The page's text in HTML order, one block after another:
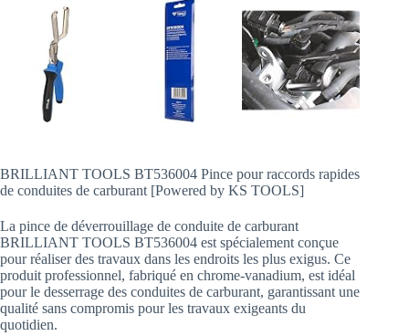
BRILLIANT TOOLS BT536004 Pince pour raccords rapides
de conduites de carburant [Powered by KS TOOLS]
La pince de déverrouillage de conduite de carburant
BRILLIANT TOOLS BT536004 est spécialement conçue
pour réaliser des travaux dans les endroits les plus exigus. Ce
produit professionnel, fabriqué en chrome-vanadium, est idéal
pour le desserrage des conduites de carburant, garantissant une
qualité sans compromis pour les travaux exigeants du
quotidien.